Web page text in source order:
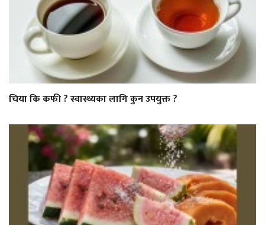
चिया कि कफी ? स्वास्थ्यका लागि कुन उपयुक्त ?